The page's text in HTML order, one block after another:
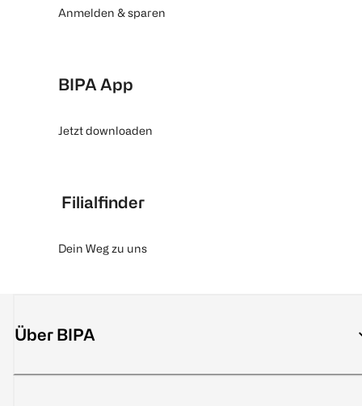
Anmelden & sparen
BIPA App
Jetzt downloaden
Filialfinder
Dein Weg zu uns
Über BIPA